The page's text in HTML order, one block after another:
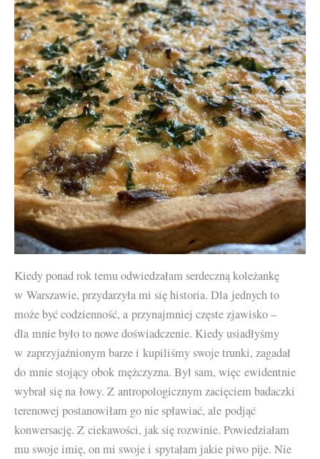
Kiedy ponad rok temu odwiedzałam serdeczną koleżankę
w Warszawie, przydarzyła mi się historia. Dla jednych to
może być codzienność, a przynajmniej częste zjawisko –
dla mnie było to nowe doświadczenie. Kiedy usiadłyśmy
w zaprzyjaźnionym barze i kupiliśmy swoje trunki, zagadał
do mnie stojący obok mężczyzna. Był sam, więc ewidentnie
wybrał się na łowy. Z antropologicznym zacięciem badaczki
terenowej postanowiłam go nie spławiać, ale podjąć
konwersację. Z ciekawości, jak się rozwinie. Powiedziałam
mu swoje imię, on mi swoje i spytałam jakie piwo pije. Nie